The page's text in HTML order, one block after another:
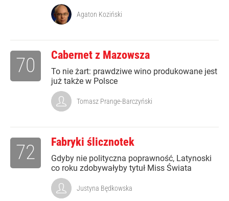
Agaton Koziński
Cabernet z Mazowsza
To nie żart: prawdziwe wino produkowane jest
już także w Polsce
70
Tomasz Prange-Barczyński
Fabryki ślicznotek
Gdyby nie polityczna poprawność, Latynoski
co roku zdobywałyby tytuł Miss Świata
72
Justyna Będkowska